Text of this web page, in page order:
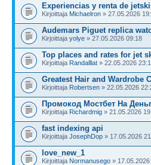
Experiencias y renta de
Kirjoittaja Michaelron » 27.05.2026
Audemars Piguet replica
Kirjoittaja yolye » 27.05.2026 09:18
Top places and rates for jet
Kirjoittaja Randalllat » 22.05.2026
Greatest Hair and Wardrobe
Kirjoittaja Robertsen » 22.05.2026
Промокод Мостбет На
Kirjoittaja Richardmig » 21.05.2026
fast indexing api
Kirjoittaja JosephDop » 17.05.2026
love_new_1
Kirjoittaja Normanusego »